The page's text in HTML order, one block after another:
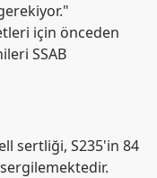
için önceden
SSAB
sertliği, S235'in 84